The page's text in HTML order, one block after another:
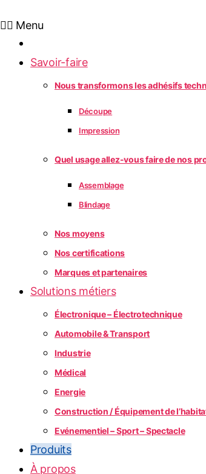
Menu
Savoir-faire
Nous transformons les adhésifs
Découpe
Impression
Quel usage allez-vous faire de nos
Assemblage
Blindage
Nos moyens
Nos certifications
Marques et partenaires
Solutions métiers
Électronique – Électrotechnique
Automobile & Transport
Industrie
Médical
Energie
Construction / Équipement de
Evénementiel – Sport – Spectacle
Produits
À propos